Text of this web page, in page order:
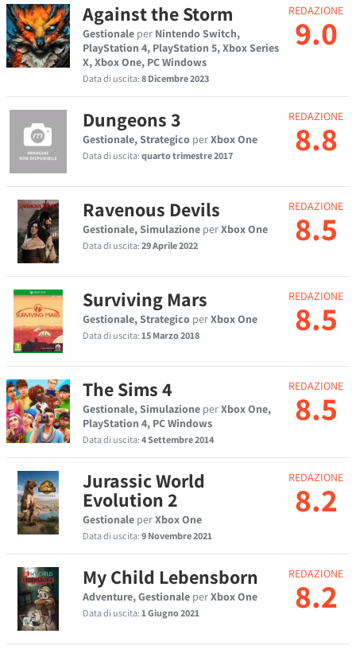
Against the Storm
Gestionale per Nintendo Switch,
PlayStation 4, PlayStation 5, Xbox Series
X, Xbox One, PC Windows
Data di uscita:8 Dicembre 2023
REDAZIONE
9.0
Dungeons 3
Gestionale, Strategico perXbox One
Data di uscita:quarto trimestre 2017
REDAZIONE
8.8
Ravenous Devils
Gestionale, Simulazione perXbox One
Data di uscita:29 Aprile 2022
REDAZIONE
8.5
Surviving Mars
Gestionale, Strategico perXbox One
Data di uscita:15 Marzo 2018
REDAZIONE
8.5
The Sims 4
Gestionale, Simulazione perXbox One,
PlayStation 4, PC Windows
Data di uscita:4 Settembre 2014
REDAZIONE
8.5
Jurassic World
Evolution 2
Gestionale perXbox One
Data di uscita:9 Novembre 2021
REDAZIONE
8.2
My Child Lebensborn
Adventure, Gestionale perXbox One
Data di uscita:1 Giugno 2021
REDAZIONE
8.2